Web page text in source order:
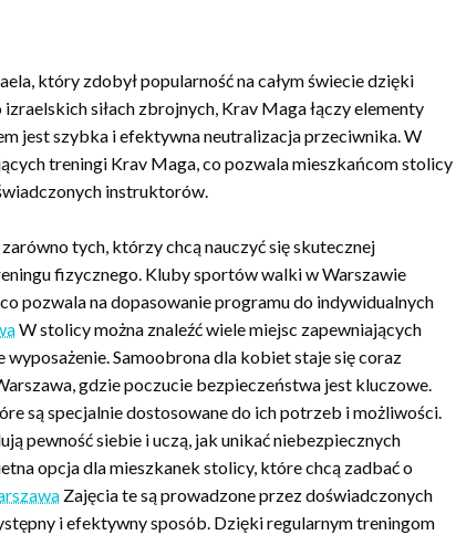
który zdobył popularność na całym świecie dzięki
siłach zbrojnych, Krav Maga łączy elementy
jest szybka i efektywna neutralizacja przeciwnika. W
treningi Krav Maga, co pozwala mieszkańcom stolicy
instruktorów.
tych, którzy chcą nauczyć się skutecznej
fizycznego. Kluby sportów walki w Warszawie
pozwala na dopasowanie programu do indywidualnych
W stolicy można znaleźć wiele miejsc zapewniających
Samoobrona dla kobiet staje się coraz
gdzie poczucie bezpieczeństwa jest kluczowe.
są specjalnie dostosowane do ich potrzeb i możliwości.
pewność siebie i uczą, jak unikać niebezpiecznych
opcja dla mieszkanek stolicy, które chcą zadbać o
Zajęcia te są prowadzone przez doświadczonych
i efektywny sposób. Dzięki regularnym treningom